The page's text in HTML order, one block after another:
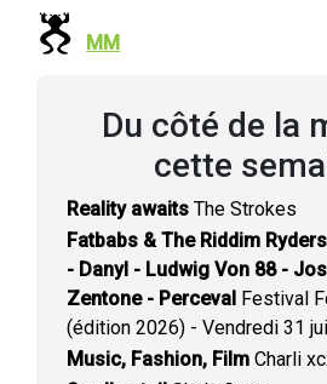
MM
Du côté de la
cette
Reality awaits The Strokes
Fatbabs & The Riddim
- Danyl - Ludwig Von 88 -
Zentone - Perceval Festival
(édition 2026) - Vendredi 31
Music, Fashion, Film Charli